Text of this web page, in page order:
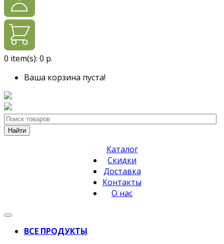
0 item(s): 0 р.
Ваша корзина пуста!
Найти
Каталог
Скидки
Доставка
Контакты
О нас
ВСЕ ПРОДУКТЫ